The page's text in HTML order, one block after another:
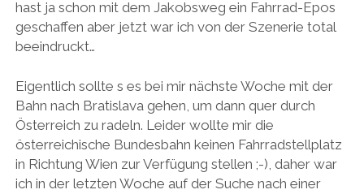
hast ja schon mit dem Jakobsweg ein Fahrrad-Epos
geschaffen aber jetzt war ich von der Szenerie total
beeindruckt…
Eigentlich sollte s es bei mir nächste Woche mit der
Bahn nach Bratislava gehen, um dann quer durch
Österreich zu radeln. Leider wollte mir die
österreichische Bundesbahn keinen Fahrradstellplatz
in Richtung Wien zur Verfügung stellen ;-), daher war
ich in der letzten Woche auf der Suche nach einer